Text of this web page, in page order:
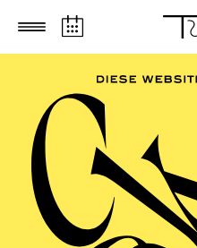
Zum Hauptinhalt springen